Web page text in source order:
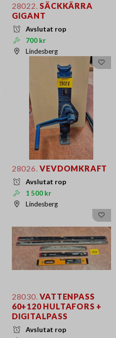
28022. SÄCKKÄRRA
GIGANT
Avslutat rop
700 kr
Lindesberg
28026. VEVDOMKRAFT
Avslutat rop
1 500 kr
Lindesberg
28030. VATTENPASS
60+120 HULTAFORS +
DIGITALPASS
Avslutat rop